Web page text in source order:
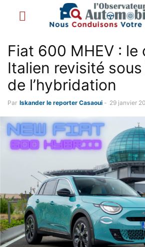
Fiat 600 MHEV : le
Italien revisité
de l’hybridation
Par Iskander le reporter Casaoui - 29 janvier